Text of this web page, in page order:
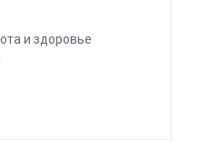
и здоровье